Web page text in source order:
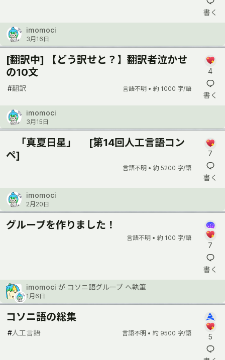
書く
imomoci
3月16日
[翻訳中] 【どう訳せと？】翻訳者泣かせ
の10文
#翻訳 言語不明 • 約 1000 字/語
4
書く
imomoci
3月15日
「真夏日星」 [第14回人工言語コン
ペ]
言語不明 • 約 5200 字/語
7
書く
imomoci
2月20日
グループを作りました！
言語不明 • 約 100 字/語
7
書く
imomoci が コソニ語グループ へ執筆
1月6日
コソニ語の総集
#人工言語 言語不明 • 約 9500 字/語 5